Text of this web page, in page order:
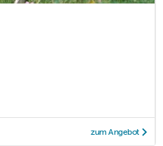
zum Angebot